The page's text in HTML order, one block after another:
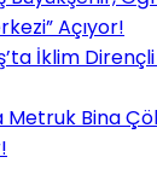
Açıyor!
İklim Dirençli
Metruk Bina